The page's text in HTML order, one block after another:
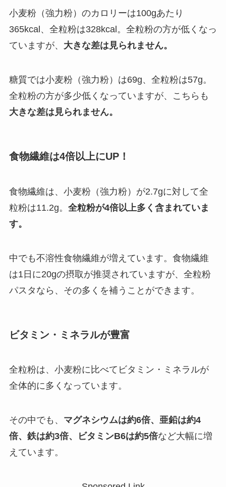
小麦粉（強力粉）のカロリーは100gあたり
365kcal、全粒粉は328kcal。全粒粉の方が低くなっ
ていますが、 大きな差は見られません。
糖質では小麦粉（強力粉）は69g、全粒粉は57g。
全粒粉の方が多少低くなっていますが、こちらも
大きな差は見られません。
食物繊維は4倍以上にUP！
食物繊維は、小麦粉（強力粉）が2.7gに対して全
粒粉は11.2g。 全粒粉が4倍以上多く含まれていま
す。
中でも不溶性食物繊維が増えています。食物繊維
は1日に20gの摂取が推奨されていますが、全粒粉
パスタなら、その多くを補うことができます。
ビタミン・ミネラルが豊富
全粒粉は、小麦粉に比べてビタミン・ミネラルが
全体的に多くなっています。
その中でも、 マグネシウムは約6倍、亜鉛は約4
倍、鉄は約3倍、ビタミンB6は約5倍など大幅に増
えています。